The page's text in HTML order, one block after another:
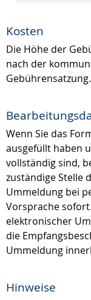
Kosten
Die Höhe der
nach der
Gebührensatzung.
Wenn Sie das
ausgefüllt haben
vollständig sind,
zuständige Stelle
Ummeldung bei
Vorsprache
elektronischer
die
Ummeldung
Hinweise